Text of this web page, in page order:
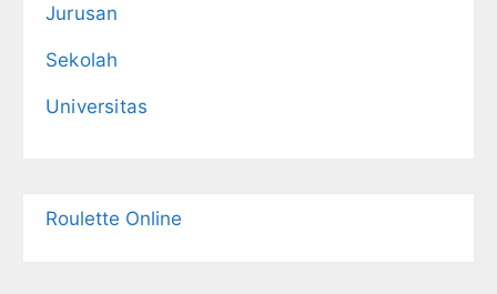
Jurusan
Sekolah
Universitas
Roulette Online